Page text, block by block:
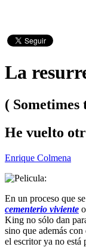
La
( Sometimes
He vuelto
Enrique Colmena
En un proceso que
cementerio viviente o
King no sólo dan
sino que además
el escritor ya no está